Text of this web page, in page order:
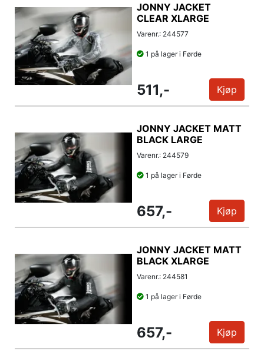
JONNY JACKET
CLEAR XLARGE
Varenr.: 244577
1 på lager i Førde
511,- Kjøp
JONNY JACKET MATT
BLACK LARGE
Varenr.: 244579
1 på lager i Førde
657,- Kjøp
JONNY JACKET MATT
BLACK XLARGE
Varenr.: 244581
1 på lager i Førde
657,- Kjøp